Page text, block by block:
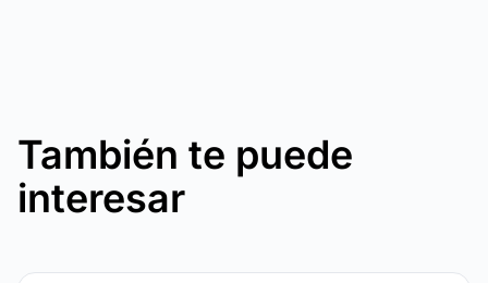
También te puede
interesar